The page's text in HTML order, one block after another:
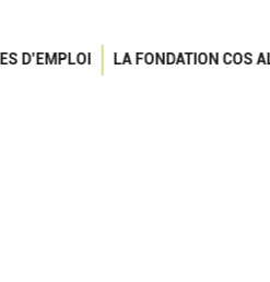
D’EMPLOI LA FONDATION COS